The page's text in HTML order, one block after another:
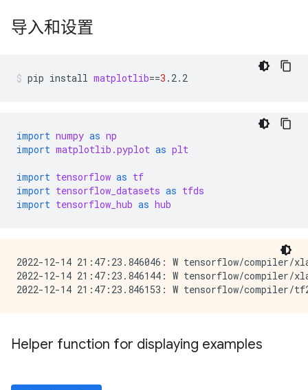
导入和设置
pip install matplotlib==3 .2.2
import numpy as np
import matplotlib.pyplot as plt
import tensorflow as tf
import tensorflow_datasets as tfds
import tensorflow_hub as hub
2022-12-14 21:47:23.846046: W tensorflow/
2022-12-14 21:47:23.846144: W tensorflow/
Helper function for displaying examples